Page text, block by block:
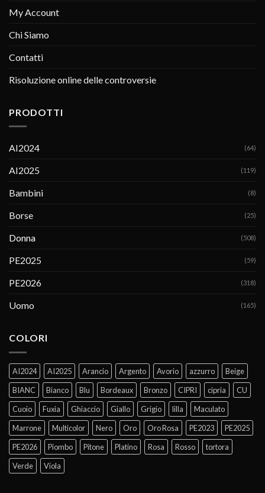
My Account
Chi Siamo
Contatti
Risoluzione online delle controversie
PRODOTTI
AI2024 (64)
AI2025 (119)
Bambini (8)
Borse (25)
Donna (508)
PE2025 (59)
PE2026 (318)
Uomo (165)
COLORI
AI2024 AI2025 Arancio Argento Avorio azzurro
Beige
BIANC
Bianco Blu Bordeaux Bronzo CIPRI cipria
CU
Cuoio
Fuxia Ghiaccio Giallo Grigio lilla
Maculato
Marrone
Multicolor Nero Oro Oro Rosa PE2023
PE2025
PE2026
Piombo Pitone Platino Rosa Rosso
tortora
Verde
Viola